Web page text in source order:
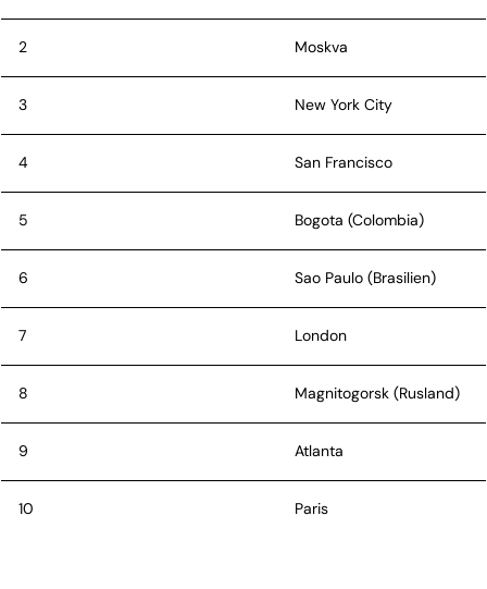
2 Moskva
3 New York City
4 San Francisco
5 Bogota (Colombia)
6 Sao Paulo (Brasilien)
7 London
8 Magnitogorsk (Rusland)
9 Atlanta
10 Paris